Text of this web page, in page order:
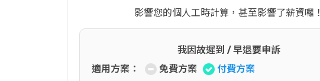
影響您的個人工時計算，甚至影響了薪資囉！
我因故遲到 / 早退要申訴
適用方案：
免費方案
付費方案